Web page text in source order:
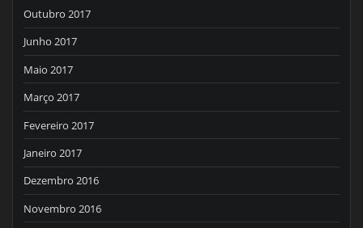
Outubro 2017
Junho 2017
Maio 2017
Março 2017
Fevereiro 2017
Janeiro 2017
Dezembro 2016
Novembro 2016